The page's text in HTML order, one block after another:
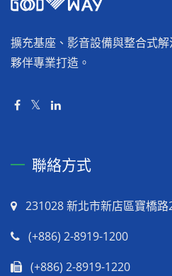
擴充基座、影音設備與整合式
夥伴專業打造。
聯絡方式
231028 新北市新店區寶橋
(+886) 2-8919-1200
(+886) 2-8919-1220